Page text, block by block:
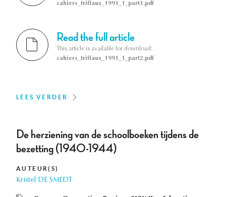
cahiers_triffaux_1991_1_part1.pdf
Read the full article
This article is available for download:
cahiers_triffaux_1991_1_part2.pdf
LEES VERDER
De herziening van de schoolboeken tijdens de
bezetting (1940-1944)
AUTEUR(S)
Kristel DE SMEDT